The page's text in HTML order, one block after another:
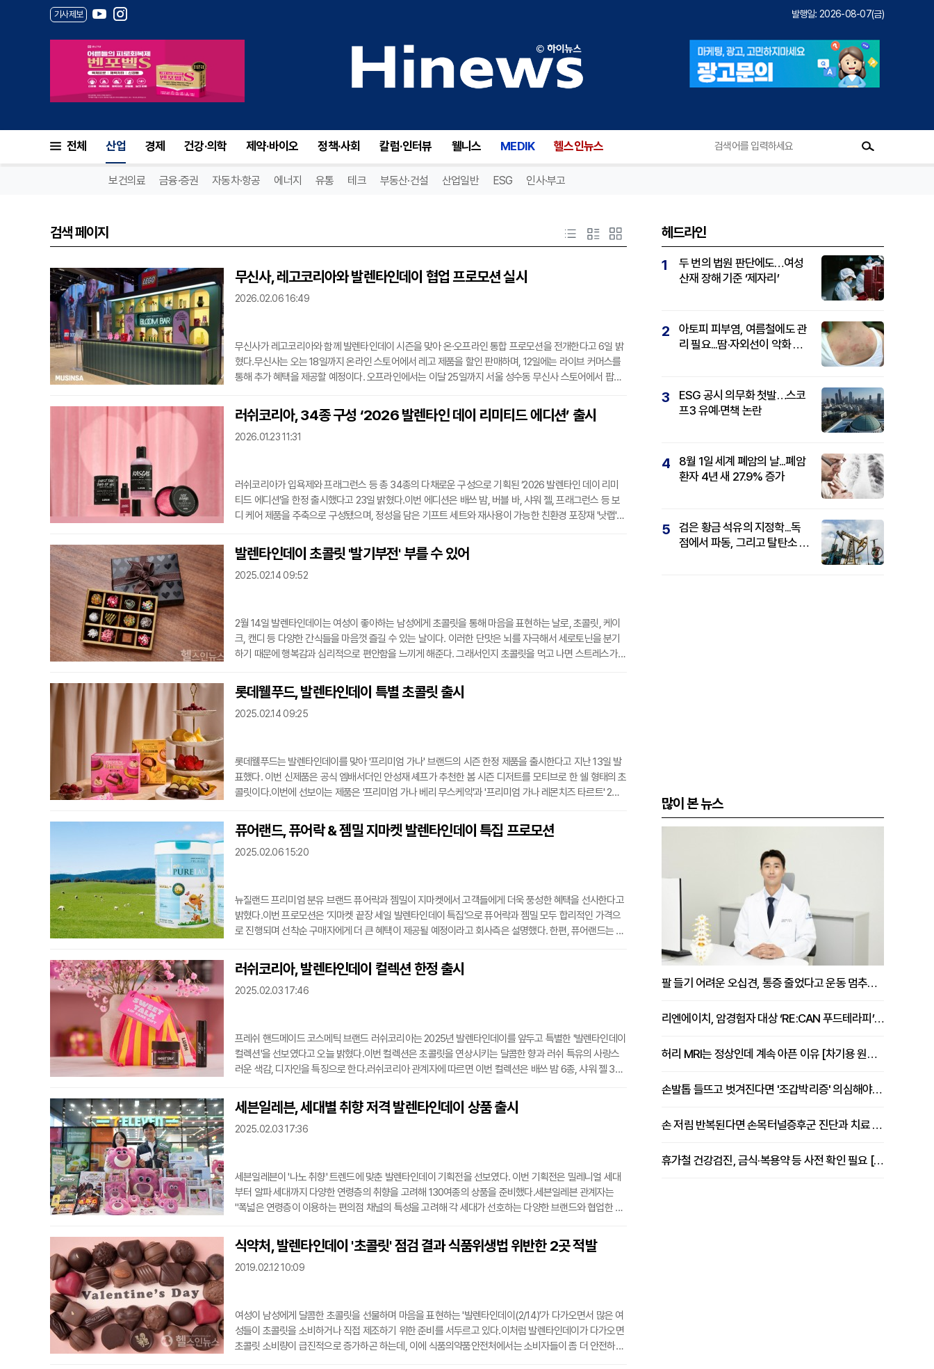
기사제보 발행일: 2026-08-07(금)
전체 산업 경제 건강·의학 제약·바이오 정책·사회 칼럼·인터뷰 웰니스 MEDIK 헬스인뉴스
보건의료 금융·증권 자동차·항공 에너지 유통 테크 부동산·건설 산업일반 ESG 인사·부고
검색 페이지
무신사, 레고코리아와 발렌타인데이 협업 프로모션 실시
2026.02.06 16:49
무신사가 레고코리아와 함께 발렌타인데이 시즌을 맞아 온·오프라인 통합 프로모션을 전개한다고 6일 밝
혔다.무신사는 오는 18일까지 온라인 스토어에서 레고 제품을 할인 판매하며, 12일에는 라이브 커머스를
통해 추가 혜택을 제공할 예정이다. 오프라인에서는 이달 25일까지 서울 성수동 무신사 스토어에서 팝업
진행한다.무신사는 키즈 카테고리를 넘어 부티크를 통한 성인 대상 레고 라인업도 확대했다. 무신사 관계
자는 "레고를 전 연령대가 즐길 수 있는 라이프스타일 아이템으로 제안한다"며 "차별화된 경험을 제공할
것"이라고 말했
러쉬코리아, 34종 구성 ‘2026 발렌타인 데이 리미티드 에디션’ 출시
2026.01.23 11:31
러쉬코리아가 입욕제와 프래그런스 등 총 34종의 다채로운 구성으로 기획된 ‘2026 발렌타인 데이 리미
티드 에디션’을 한정 출시했다고 23일 밝혔다.이번 에디션은 배쓰 밤, 버블 바, 샤워 젤, 프래그런스 등 보
디 케어 제품을 주축으로 구성됐으며, 정성을 담은 기프트 세트와 재사용이 가능한 친환경 포장재 '낫랩'이
디자인이 돋보이는 여러 입욕 제품들이 포함된 것이 특징이다.러쉬코리아는 이번 시즌을 맞아 브랜드 시
그니처 향료를 활용한 라인업 확장과 더불어 프레쉬 클렌저 등 신규 제품을 통해 제품군을 한층 다각화했
다. 전
발렌타인데이 초콜릿 '발기부전' 부를 수 있어
2025.02.14 09:52
2월 14일 발렌타인데이는 여성이 좋아하는 남성에게 초콜릿을 통해 마음을 표현하는 날로, 초콜릿, 케이
크, 캔디 등 다양한 간식들을 마음껏 즐길 수 있는 날이다. 이러한 단맛은 뇌를 자극해서 세로토닌을 분기
하기 때문에 행복감과 심리적으로 편안함을 느끼게 해준다. 그래서인지 초콜릿을 먹고 나면 스트레스가
을 때에는 단 음식을 찾게 되는 경우가 많다. 우리의 신체는 스트레스를 받을 때 스트레스 호르몬인 코르티
솔을 분비하는데, 이 코르티솔이 단 음식에 대한 욕구를 증가시키게 된다. 실제로 단 음식을 먹을 경우 코
르티솔이 감
롯데웰푸드, 발렌타인데이 특별 초콜릿 출시
2025.02.14 09:25
롯데웰푸드는 발렌타인데이를 맞아 '프리미엄 가나' 브랜드의 시즌 한정 제품을 출시한다고 지난 13일 발
표했다. 이번 신제품은 공식 엠배서더인 안성재 셰프가 추천한 봄 시즌 디저트를 모티브로 한 쉘 형태의 초
콜릿이다.이번에 선보이는 제품은 '프리미엄 가나 베리 무스케익'과 '프리미엄 가나 레몬치즈 타르트' 2종
스케익은 쉘 형태의 초콜릿 속에 베리 무스케익 맛을 담았으며 레몬치즈 타르트는 쉘 모양 초콜릿에 레몬
치즈 타르트의 풍미를 구현했다.롯데웰푸드는 이번 발렌타인데이를 기념해 온·오프라인에서 다양한 프로
모션도
퓨어랜드, 퓨어락 & 젬밀 지마켓 발렌타인데이 특집 프로모션
2025.02.06 15:20
뉴질랜드 프리미엄 분유 브랜드 퓨어락과 젬밀이 지마켓에서 고객들에게 더욱 풍성한 혜택을 선사한다고
밝혔다.이번 프로모션은 ‘지마켓 끝장 세일 발렌타인데이 특집’으로 퓨어락과 젬밀 모두 합리적인 가격으
로 진행되며 선착순 구매자에게 더 큰 혜택이 제공될 예정이라고 회사측은 설명했다. 한편, 퓨어랜드는 이
한, 퓨어랜드는 사회적 책임을 다하기 위해 전국 주요 보육시설과 미혼모 보호기관 등에 퓨어락 분유를 기
증해 경제적 어려움을 겪는 가정과 아기들에게 따뜻한 손길을 전하고 있다. 이번 기부 활동은 퓨어랜드가
추구하
러쉬코리아, 발렌타인데이 컬렉션 한정 출시
2025.02.03 17:46
프레쉬 핸드메이드 코스메틱 브랜드 러쉬코리아는 2025년 발렌타인데이를 앞두고 특별한 '발렌타인데이
컬렉션'을 선보였다고 오늘 밝혔다.이번 컬렉션은 초콜릿을 연상시키는 달콤한 향과 러쉬 특유의 사랑스
러운 색감, 디자인을 특징으로 한다.러쉬코리아 관계자에 따르면 이번 컬렉션은 배쓰 밤 6종, 샤워 젤 3종,
할 사용 가능한 3-IN-1 배쓰 기프트, 방향제 겸 입욕제로 활용 가능한 러쉬 멜트 등 선물용으로 적합한 이
색 제품들이 포함됐다.주목할 만한 제품으로는 '스위트 토크' 기프트 세트가 있다. 이 세트는 '크러쉬' 립 버
터와
세븐일레븐, 세대별 취향 저격 발렌타인데이 상품 출시
2025.02.03 17:36
세븐일레븐이 '나노 취향' 트렌드에 맞춘 발렌타인데이 기획전을 선보였다. 이번 기획전은 밀레니얼 세대
부터 알파 세대까지 다양한 연령층의 취향을 고려해 130여종의 상품을 준비했다.세븐일레븐 관계자는
"폭넓은 연령층이 이용하는 편의점 채널의 특성을 고려해 각 세대가 선호하는 다양한 브랜드와 협업한 발
은 매출을 기록한 점을 감안해 올해도 실생활 활용도가 높으면서 소장 가치가 있는 아이템들로 구성했다
고 덧붙였다.새 학기를 앞둔 시즌성을 고려해 세븐일레븐은 알파 세대에게 인기 있는 교육 콘텐츠 크리에
이터 '미미미누'와
식약처, 발렌타인데이 '초콜릿' 점검 결과 식품위생법 위반한 2곳 적발
2019.02.12 10:09
여성이 남성에게 달콤한 초콜릿을 선물하며 마음을 표현하는 '발렌타인데이(2/14)'가 다가오면서 많은 여
성들이 초콜릿을 소비하거나 직접 제조하기 위한 준비를 서두르고 있다.이처럼 발렌타인데이가 다가오면
초콜릿 소비량이 급진적으로 증가하곤 하는데, 이에 식품의약품안전처에서는 소비자들이 좀 더 안전하고
헤드라인
1
두 번의 법원 판단에도…여성
산재 장해 기준 ‘제자리’
2
아토피 피부염, 여름철에도 관
리 필요...땀·자외선이 악화 요
3
ESG 공시 의무화 첫발…스코
프3 유예·면책 논란
4
8월 1일 세계 폐암의 날...폐암
환자 4년 새 27.9% 증가
5
검은 황금 석유의 지정학...독
점에서 파동, 그리고 탈탄소 패
많이 본 뉴스
팔 들기 어려운 오십견, 통증 줄었다고 운동 멈추면 안 되는 이유 [이병욱 원장 칼럼]
리엔에이치, 암경험자 대상 ‘RE:CAN 푸드테라피’ 운영
허리 MRI는 정상인데 계속 아픈 이유 [차기용 원장 칼럼]
손발톱 들뜨고 벗겨진다면 '조갑박리증' 의심해야 [김철윤 원장 칼럼]
손 저림 반복된다면 손목터널증후군 진단과 치료 시기 살펴야 [김동현 원장 칼럼]
휴가철 건강검진, 금식·복용약 등 사전 확인 필요 [정도감 원장 칼럼]